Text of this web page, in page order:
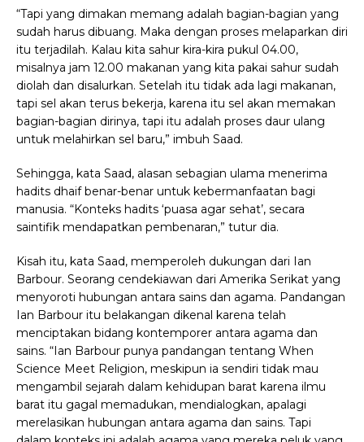
“Tapi yang dimakan memang adalah bagian-bagian yang
sudah harus dibuang. Maka dengan proses melaparkan diri
itu terjadilah. Kalau kita sahur kira-kira pukul 04.00,
misalnya jam 12.00 makanan yang kita pakai sahur sudah
diolah dan disalurkan. Setelah itu tidak ada lagi makanan,
tapi sel akan terus bekerja, karena itu sel akan memakan
bagian-bagian dirinya, tapi itu adalah proses daur ulang
untuk melahirkan sel baru,” imbuh Saad.
Sehingga, kata Saad, alasan sebagian ulama menerima
hadits dhaif benar-benar untuk kebermanfaatan bagi
manusia. “Konteks hadits ‘puasa agar sehat’, secara
saintifik mendapatkan pembenaran,” tutur dia.
Kisah itu, kata Saad, memperoleh dukungan dari Ian
Barbour. Seorang cendekiawan dari Amerika Serikat yang
menyoroti hubungan antara sains dan agama. Pandangan
Ian Barbour itu belakangan dikenal karena telah
menciptakan bidang kontemporer antara agama dan
sains. “Ian Barbour punya pandangan tentang When
Science Meet Religion, meskipun ia sendiri tidak mau
mengambil sejarah dalam kehidupan barat karena ilmu
barat itu gagal memadukan, mendialogkan, apalagi
merelasikan hubungan antara agama dan sains. Tapi